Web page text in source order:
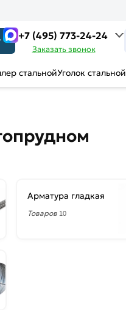
+7 (495) 773-24-24
Заказать звонок
стальнойУголок стальной
Арматура гладкая
Товаров 10